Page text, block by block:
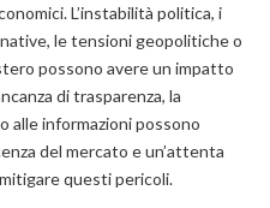
L’instabilità politica, i
le tensioni geopolitiche o
possono avere un impatto
di trasparenza, la
alle informazioni possono
del mercato e un’attenta
questi pericoli.